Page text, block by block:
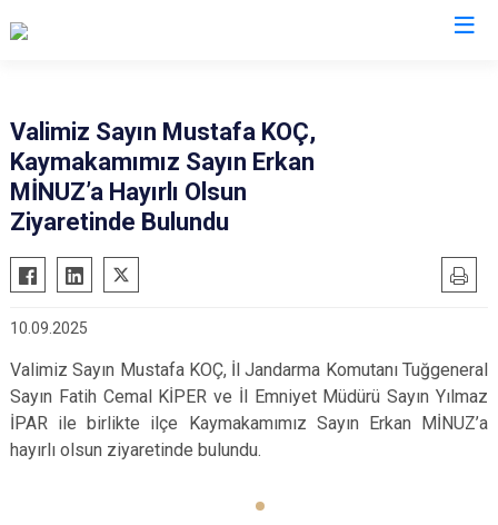
Diyadin
Doğubayazıt
Hamur
Tutak
Valimiz Sayın Mustafa KOÇ,
Kaymakamımız Sayın Erkan
MİNUZ’a Hayırlı Olsun
Ziyaretinde Bulundu
10.09.2025
Valimiz Sayın Mustafa KOÇ, İl Jandarma Komutanı Tuğgeneral
Sayın Fatih Cemal KİPER ve İl Emniyet Müdürü Sayın Yılmaz
İPAR ile birlikte ilçe Kaymakamımız Sayın Erkan MİNUZ’a
hayırlı olsun ziyaretinde bulundu.